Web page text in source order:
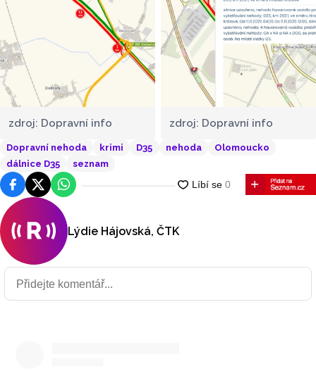
zdroj: Dopravní info zdroj: Dopravní info
Dopravní nehoda krimi D35 nehoda
Olomoucko
dálnice D35
seznam
FacebookPlatforma X
WhatsApp
Lýdie Hájovská, ČTK